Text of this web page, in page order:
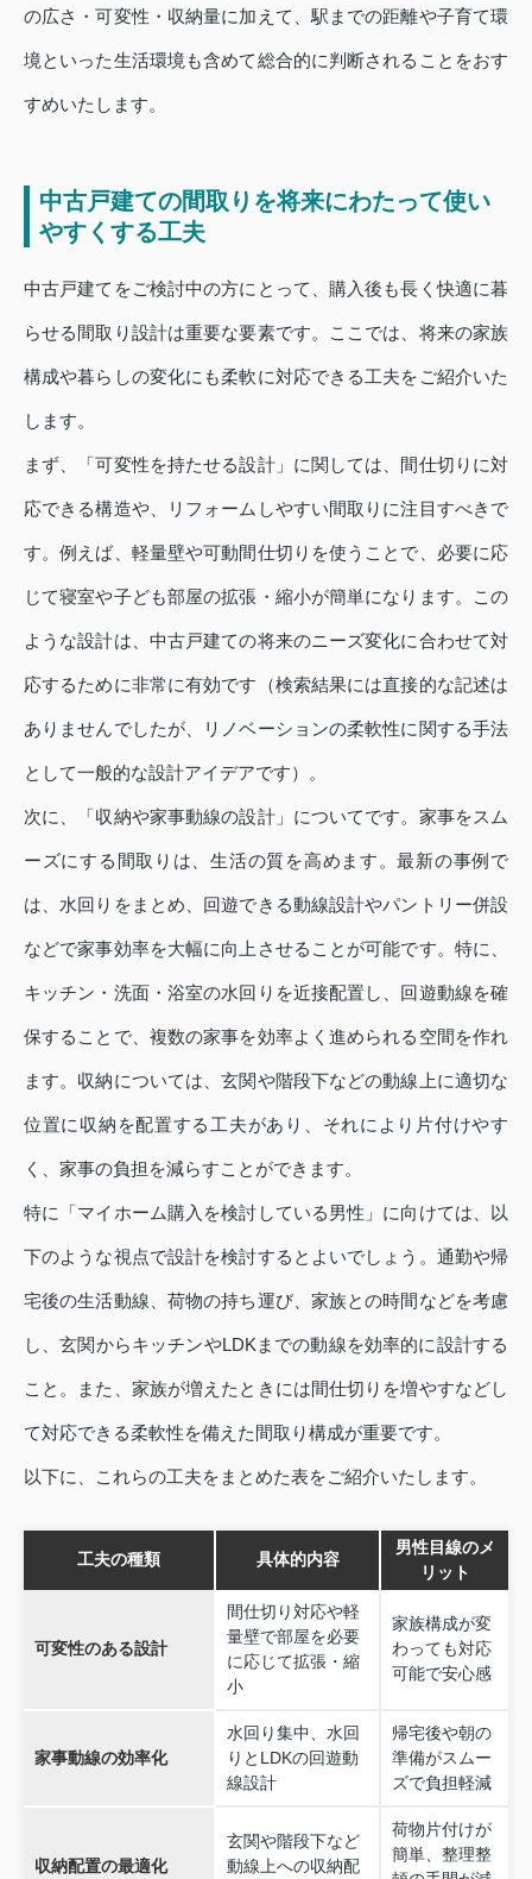
の広さ・可変性・収納量に加えて、駅までの距離や子育て環
境といった生活環境も含めて総合的に判断されることをおす
すめいたします。
中古戸建ての間取りを将来にわたって使い
やすくする工夫
中古戸建てをご検討中の方にとって、購入後も長く快適に暮
らせる間取り設計は重要な要素です。ここでは、将来の家族
構成や暮らしの変化にも柔軟に対応できる工夫をご紹介いた
します。
まず、「可変性を持たせる設計」に関しては、間仕切りに対
応できる構造や、リフォームしやすい間取りに注目すべきで
す。例えば、軽量壁や可動間仕切りを使うことで、必要に応
じて寝室や子ども部屋の拡張・縮小が簡単になります。この
ような設計は、中古戸建ての将来のニーズ変化に合わせて対
応するために非常に有効です（検索結果には直接的な記述は
ありませんでしたが、リノベーションの柔軟性に関する手法
として一般的な設計アイデアです）。
次に、「収納や家事動線の設計」についてです。家事をスム
ーズにする間取りは、生活の質を高めます。最新の事例で
は、水回りをまとめ、回遊できる動線設計やパントリー併設
などで家事効率を大幅に向上させることが可能です。特に、
キッチン・洗面・浴室の水回りを近接配置し、回遊動線を確
保することで、複数の家事を効率よく進められる空間を作れ
ます。収納については、玄関や階段下などの動線上に適切な
位置に収納を配置する工夫があり、それにより片付けやす
く、家事の負担を減らすことができます。
特に「マイホーム購入を検討している男性」に向けては、以
下のような視点で設計を検討するとよいでしょう。通勤や帰
宅後の生活動線、荷物の持ち運び、家族との時間などを考慮
し、玄関からキッチンやLDKまでの動線を効率的に設計する
こと。また、家族が増えたときには間仕切りを増やすなどし
て対応できる柔軟性を備えた間取り構成が重要です。
以下に、これらの工夫をまとめた表をご紹介いたします。
工夫の種類 具体的内容
男性目線のメ
リット
可変性のある設計
間仕切り対応や軽
量壁で部屋を必要
に応じて拡張・縮
小
家族構成が変
わっても対応
可能で安心感
家事動線の効率化
水回り集中、水回
りとLDKの回遊動
線設計
帰宅後や朝の
準備がスムー
ズで負担軽減
収納配置の最適化
玄関や階段下など
動線上への収納配
荷物片付けが
簡単、整理整